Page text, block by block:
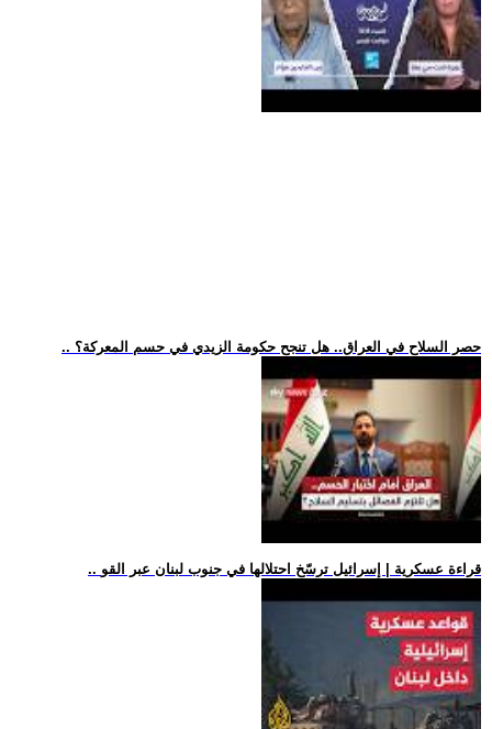
.. حصر السلاح في العراق.. هل تنجح حكومة الزيدي في حسم المعركة؟
.. قراءة عسكرية | إسرائيل ترسّخ احتلالها في جنوب لبنان عبر القو